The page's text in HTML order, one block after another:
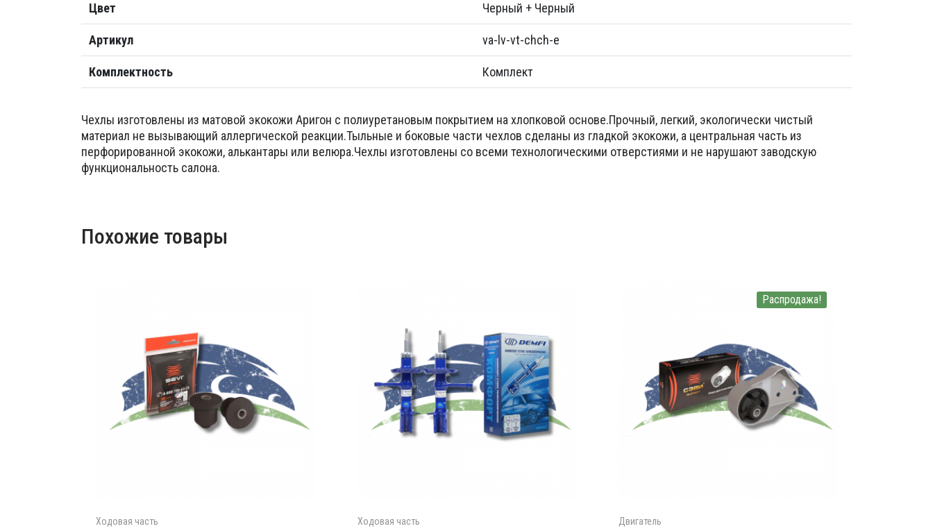
Цвет Черный + Черный
Артикул va-lv-vt-chch-e
Комплектность Комплект
Чехлы изготовлены из матовой экокожи Аригон с полиуретановым покрытием на хлопковой основе.Прочный, легкий, экологически чистый
материал не вызывающий аллергической реакции.Тыльные и боковые части чехлов сделаны из гладкой экокожи, а центральная часть из
перфорированной экокожи, алькантары или велюра.Чехлы изготовлены со всеми технологическими отверстиями и не нарушают заводскую
функциональность салона.
Похожие товары
Ходовая часть Ходовая часть
Распродажа!
Двигатель